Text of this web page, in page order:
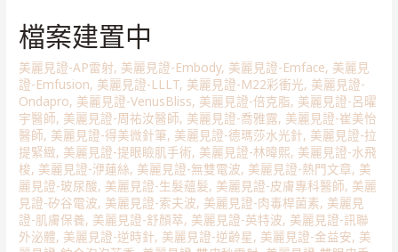
檔案建置中
美麗見證-AP雷射, 美麗見證-Embody, 美麗見證-Emface, 美麗見
證-Emfusion, 美麗見證-LLLT, 美麗見證-M22彩衝光, 美麗見證-
Ondapro, 美麗見證-VenusBliss, 美麗見證-倍克脂, 美麗見證-呂曜
宇醫師, 美麗見證-周祐汝醫師, 美麗見證-喬雅露, 美麗見證-崔美怡
醫師, 美麗見證-得美微針筆, 美麗見證-德瑪莎水光針, 美麗見證-拉
提緊緻, 美麗見證-提眼瞼肌手術, 美麗見證-林暐熙, 美麗見證-水飛
梭, 美麗見證-洢蓮絲, 美麗見證-無雙電波, 美麗見證-熱門文章, 美
麗見證-玻尿酸, 美麗見證-生髮蘊髮, 美麗見證-皮膚專科醫師, 美麗
見證-矽谷電波, 美麗見證-索夫波, 美麗見證-肉毒桿菌素, 美麗見
證-肌膚保養, 美麗見證-舒顏萃, 美麗見證-英特波, 美麗見證-訊聯
外泌體, 美麗見證-逆時針, 美麗見證-逆齡星, 美麗見證-金益安, 美